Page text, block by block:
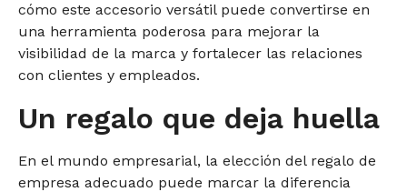
cómo este accesorio versátil puede convertirse en
una herramienta poderosa para mejorar la
visibilidad de la marca y fortalecer las relaciones
con clientes y empleados.
Un regalo que deja huella
En el mundo empresarial, la elección del regalo de
empresa adecuado puede marcar la diferencia